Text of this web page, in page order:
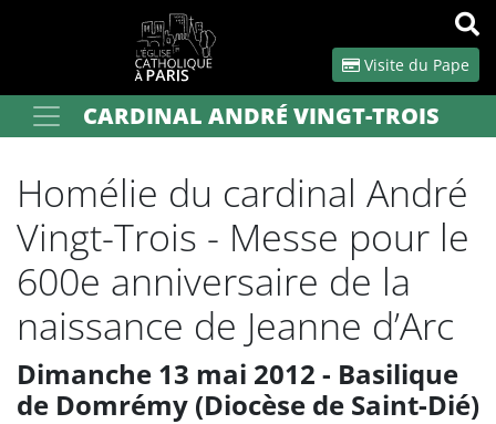
Visite du Pape
Votre recherche OK
CARDINAL ANDRÉ VINGT-TROIS
Homélie du cardinal André
Vingt-Trois - Messe pour le
600e anniversaire de la
naissance de Jeanne d’Arc
Dimanche 13 mai 2012 - Basilique
de Domrémy (Diocèse de Saint-Dié)
Panneau de gestion des cookies